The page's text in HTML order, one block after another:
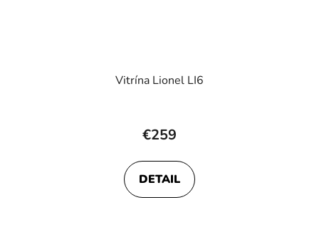
Vitrína Lionel LI6
€259
DETAIL